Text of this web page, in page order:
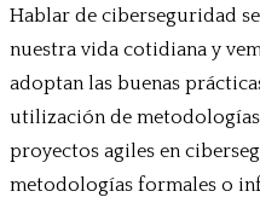
Hablar de ciberseguridad
nuestra vida cotidiana y
adoptan las buenas
utilización de
proyectos agiles en
metodologías formales o